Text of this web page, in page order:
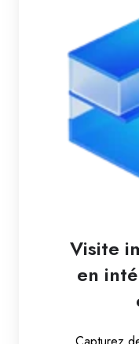
Visite
en